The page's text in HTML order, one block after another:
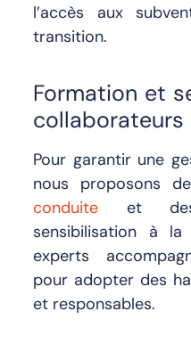
l’accès aux
transition.
Formation et
collaborateurs
Pour garantir une
nous proposons
conduite et des
sensibilisation à
experts
pour adopter des
et responsables.